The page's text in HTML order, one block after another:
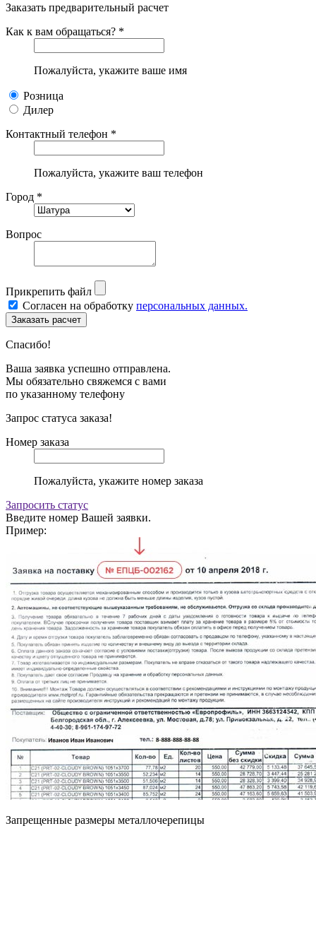
Заказать предварительный расчет
Как к вам обращаться? *
Пожалуйста, укажите ваше имя
Розница
Дилер
Контактный телефон *
Пожалуйста, укажите ваш телефон
Город *
Вопрос
Прикрепить файл
Согласен на обработку персональных данных.
Спасибо!
Ваша заявка успешно отправлена.
Мы обязательно свяжемся с вами
по указанному телефону
Запрос статуса заказа!
Номер заказа
Пожалуйста, укажите номер заказа
Запросить статус
Введите номер Вашей заявки.
Пример:
Запрещенные размеры металлочерепицы